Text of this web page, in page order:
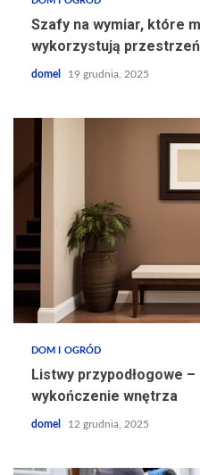
Szafy na wymiar, które
wykorzystują przestrzeń
domel 19 grudnia, 2025
DOM I OGRÓD
Listwy przypodłogowe
wykończenie wnętrza
domel 12 grudnia, 2025